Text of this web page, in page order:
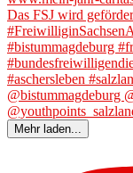
Mehr laden...